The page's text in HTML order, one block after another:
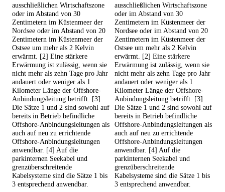
ausschließlichen Wirtschaftszone
oder im Abstand von 30
Zentimetern im Küstenmeer der
Nordsee oder im Abstand von 20
Zentimetern im Küstenmeer der
Ostsee um mehr als 2 Kelvin
erwärmt. [2] Eine stärkere
Erwärmung ist zulässig, wenn sie
nicht mehr als zehn Tage pro Jahr
andauert oder weniger als 1
Kilometer Länge der Offshore-
Anbindungsleitung betrifft. [3]
Die Sätze 1 und 2 sind sowohl auf
bereits in Betrieb befindliche
Offshore-Anbindungsleitungen als
auch auf neu zu errichtende
Offshore-Anbindungsleitungen
anwendbar. [4] Auf die
parkinternen Seekabel und
grenzüberschreitende
Kabelsysteme sind die Sätze 1 bis
3 entsprechend anwendbar.
ausschließlichen Wirtschaftszone
oder im Abstand von 30
Zentimetern im Küstenmeer der
Nordsee oder im Abstand von 20
Zentimetern im Küstenmeer der
Ostsee um mehr als 2 Kelvin
erwärmt. [2] Eine stärkere
Erwärmung ist zulässig, wenn sie
nicht mehr als zehn Tage pro Jahr
andauert oder weniger als 1
Kilometer Länge der Offshore-
Anbindungsleitung betrifft. [3]
Die Sätze 1 und 2 sind sowohl auf
bereits in Betrieb befindliche
Offshore-Anbindungsleitungen als
auch auf neu zu errichtende
Offshore-Anbindungsleitungen
anwendbar. [4] Auf die
parkinternen Seekabel und
grenzüberschreitende
Kabelsysteme sind die Sätze 1 bis
3 entsprechend anwendbar.